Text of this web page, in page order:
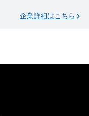
企業詳細はこちら